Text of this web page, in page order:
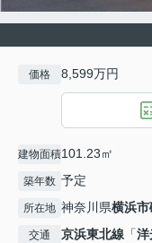
価格 8,599万円
建物面積101.23㎡
築年数 予定
所在地 神奈川県横浜
交通 京浜東北線 「洋